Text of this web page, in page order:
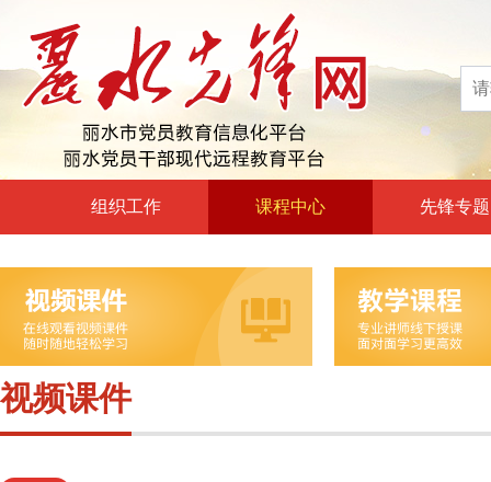
组织工作
领导动态
自身建设
组工文件
组工之窗
课程中心
政治教育和政治训练
党章党规党纪教育
革命传统教育
先锋专题
视频课件